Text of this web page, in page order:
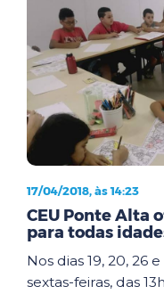
17/04/2018, às 14:23
CEU Ponte Alta
para todas
Nos dias 19, 20, 26
sextas-feiras, das